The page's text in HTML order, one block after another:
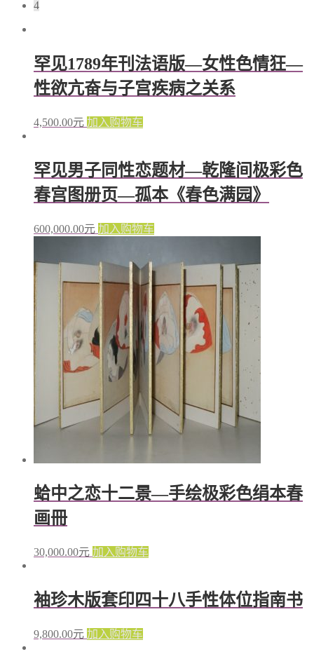
4
罕见1789年刊法语版—女性色情狂—
性欲亢奋与子宫疾病之关系
4,500.00元 加入购物车
罕见男子同性恋题材—乾隆间极彩色
春宫图册页—孤本《春色满园》
600,000.00元 加入购物车
蛤中之恋十二景—手绘极彩色绢本春
画冊
30,000.00元 加入购物车
袖珍木版套印四十八手性体位指南书
9,800.00元 加入购物车